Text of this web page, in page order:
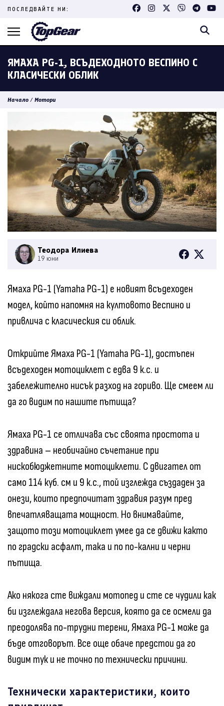
Skip
content
ПОСЛЕДВАЙТЕ НИ:
ЯМАХА PG-1, ВСЪДЕХОДНОТО ВЕСПИНО С
КЛАСИЧЕСКИ ОБЛИК
Начало / Мотори
Теодора Илиева
19 юни
Ямаха PG-1 (Yamaha PG-1) е новият всъдеходен
модел, който напомня на култовото Веспино и
привлича с класическия си облик.
Открийте Ямаха PG-1 (Yamaha PG-1), достъпен
всъдеходен мотоциклет с едва 9 к.с. и
забележително нисък разход на гориво. Ще смеем ли
да го видим по нашите пътища?
Ямаха PG-1 се отличава със своята простота и
здравина – необичайно съчетание при
нискобюджетните мотоциклети. С двигател от
само 114 куб. см и 9 к.с., той изглежда създаден за
онези, които предпочитат здравия разум пред
впечатляващата мощност. Но внимавайте,
защото този мотоциклет умее да се движи както
по градски асфалт, така и по по-кални и черни
пътища.
Ако някога сте виждали мотопед и сте се чудили как
би изглеждала негова версия, която да се осмели да
преодолява по-трудни терени, Ямаха PG-1 може да
бъде отговорът. Все още обаче предстои да го
видим тук и не точно по технически причини.
Технически характеристики, които